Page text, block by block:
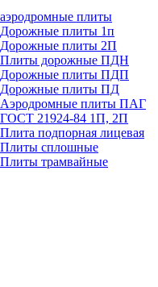
аэродромные плиты
Дорожные плиты 1п
Дорожные плиты 2П
Плиты дорожные ПДН
Дорожные плиты ПДП
Дорожные плиты ПД
Аэродромные плиты ПАГ
ГОСТ 21924-84 1П, 2П
Плита подпорная лицевая
Плиты сплошные
Плиты трамвайные